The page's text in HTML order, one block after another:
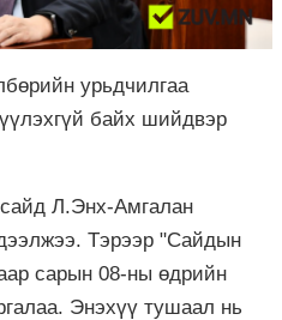
урьдчилгаа
байх шийдвэр
Л.Энх-Амгалан
Тэрээр "Сайдын
сарын 08-ны өдрийн
Энэхүү тушаал нь